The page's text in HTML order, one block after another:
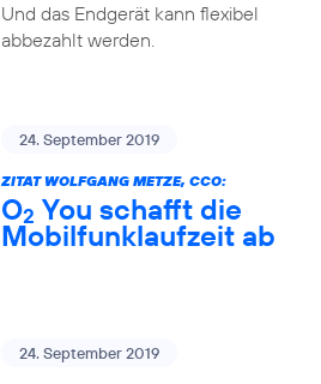
Und das Endgerät kann flexibel
abbezahlt werden.
24. September 2019
ZITAT WOLFGANG METZE, CCO:
O2 You schafft die
Mobilfunklaufzeit ab
24. September 2019